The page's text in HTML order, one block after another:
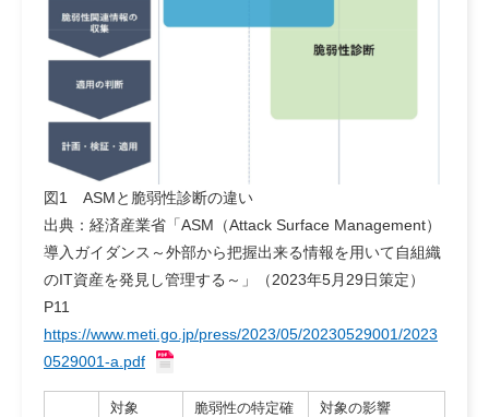
図1 ASMと脆弱性診断の違い
出典：経済産業省「ASM（Attack Surface Management）
導入ガイダンス～外部から把握出来る情報を用いて自組織
のIT資産を発見し管理する～」（2023年5月29日策定）
P11
https://www.meti.go.jp/press/2023/05/20230529001/2023
0529001-a.pdf
対象
脆弱性の特定確
対象の影響